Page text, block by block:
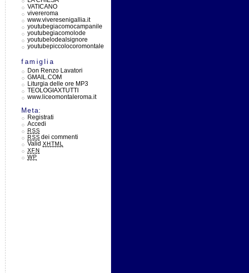
VATICANO
vivereroma
www.viveresenigallia.it
youtubegiacomocampanile
youtubegiacomolode
youtubelodealsignore
youtubepiccolocoromontale
famiglia
Don Renzo Lavatori
GMAIL.COM
Liturgia delle ore MP3
TEOLOGIAXTUTTI
www.liceomontaleroma.it
Meta:
Registrati
Accedi
RSS
RSS dei commenti
Valid XHTML
XFN
WP